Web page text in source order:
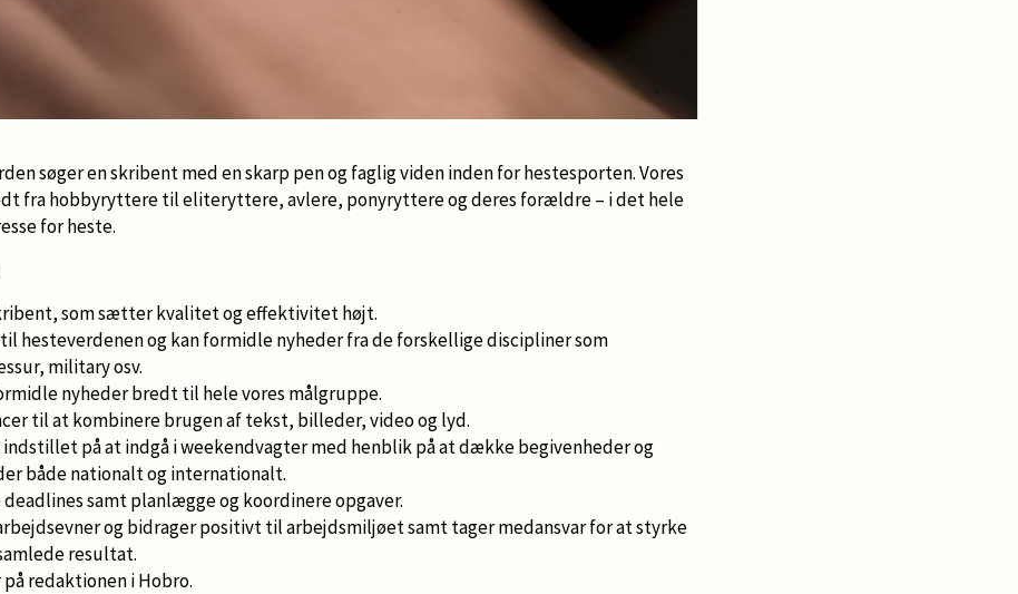
søger en skribent med en skarp pen og faglig viden inden for hestesporten. Vores
fra hobbyryttere til eliteryttere, avlere, ponyryttere og deres forældre – i det hele
for heste.
som sætter kvalitet og effektivitet højt.
hesteverdenen og kan formidle nyheder fra de forskellige discipliner som
military osv.
nyheder bredt til hele vores målgruppe.
til at kombinere brugen af tekst, billeder, video og lyd.
på at indgå i weekendvagter med henblik på at dække begivenheder og
både nationalt og internationalt.
deadlines samt planlægge og koordinere opgaver.
og bidrager positivt til arbejdsmiljøet samt tager medansvar for at styrke
resultat.
redaktionen i Hobro.